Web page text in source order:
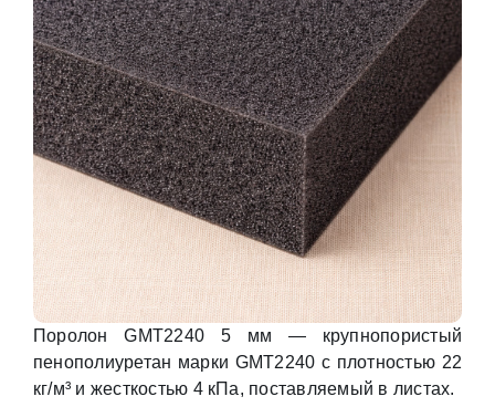
Поролон GMT2240 5 мм — крупнопористый
пенополиуретан марки GMT2240 с плотностью 22
кг/м³ и жесткостью 4 кПа, поставляемый в листах.